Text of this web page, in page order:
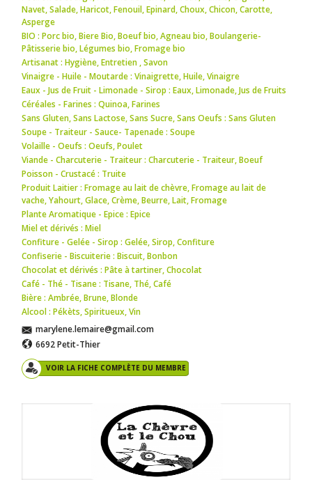
Navet,Salade,Haricot,Fenouil,Epinard,Choux,Chicon,Carotte,
Asperge
BIO : Porc bio,Biere Bio,Boeuf bio,Agneau bio,Boulangerie-
Pâtisserie bio,Légumes bio,Fromage bio
Artisanat : Hygiène,Entretien ,Savon
Vinaigre - Huile - Moutarde : Vinaigrette,Huile,Vinaigre
Eaux - Jus de Fruit - Limonade - Sirop : Eaux,Limonade,Jus de Fruits
Céréales - Farines : Quinoa,Farines
Sans Gluten, Sans Lactose, Sans Sucre, Sans Oeufs : Sans Gluten
Soupe - Traiteur - Sauce- Tapenade : Soupe
Volaille - Oeufs : Oeufs,Poulet
Viande - Charcuterie - Traiteur : Charcuterie - Traiteur,Boeuf
Poisson - Crustacé : Truite
Produit Laitier : Fromage au lait de chèvre,Fromage au lait de
vache,Yahourt,Glace,Crème,Beurre,Lait,Fromage
Plante Aromatique - Epice : Epice
Miel et dérivés : Miel
Confiture - Gelée - Sirop : Gelée,Sirop,Confiture
Confiserie - Biscuiterie : Biscuit,Bonbon
Chocolat et dérivés : Pâte à tartiner,Chocolat
Café - Thé - Tisane : Tisane, Thé,Café
Bière : Ambrée,Brune,Blonde
Alcool : Pékèts,Spiritueux,Vin
marylene.lemaire@gmail.com
6692 Petit-Thier
VOIR LA FICHE COMPLÈTE DU MEMBRE